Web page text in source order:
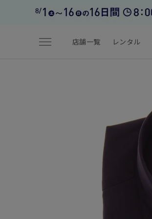
menu 店舗一覧 レンタル